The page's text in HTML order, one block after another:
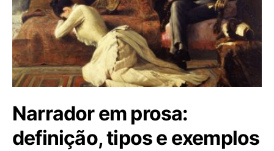
Narrador em prosa:
definição, tipos e exemplos